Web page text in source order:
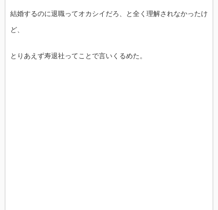
結婚するのに退職ってオカシイだろ、と全く理解されなかったけ
ど、
とりあえず寿退社ってことで言いくるめた。